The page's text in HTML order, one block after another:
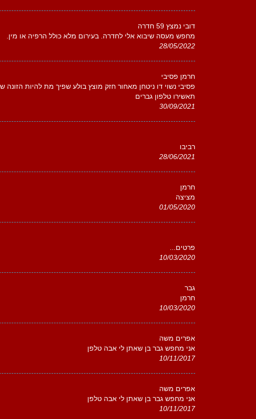
דובי נמצץ 59 חדרה
מחפש מעסה שיבוא אלי לחדרה. בעירום מלא כולל הרפיה או מין.
28/05/2022
חרמן פסיבי
פסיבי נשוי דו ניטחן מאחור חזק מוצץ בולע שפיך מת להיות
תאשירו טלפון גברים
30/09/2021
רביבו
28/06/2021
חרמן
מציצה
01/05/2020
פרטים...
10/03/2020
גבר
חרמן
10/03/2020
אפרים משה
אני מחפש גבר בן שאתן לי אבה טלפן
10/11/2017
אפרים משה
אני מחפש גבר בן שאתן לי אבה טלפן
10/11/2017